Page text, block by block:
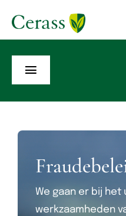
naar
Toggle
Producten
Verzekeringskaarten
Polisvoorwaarden
We gaan er bij het
werkzaamheden